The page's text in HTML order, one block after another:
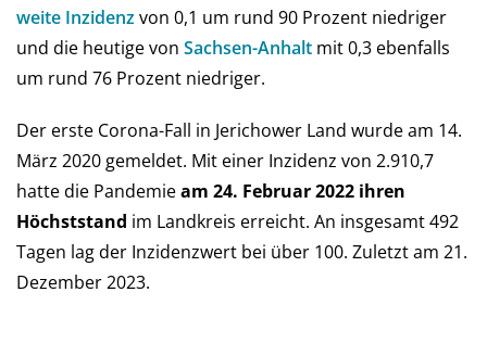
weite In­zi­denzvon 0,1 um rund 90 Pro­zent niedriger
und die heu­tige von Sach­sen-An­halt mit 0,3 eben­falls
um rund 76 Pro­zent niedriger.
Der erste Corona-Fall in Jerichower Land wurde am 14.
März 2020 ge­mel­det. Mit einer Inzi­denz von 2.910,7
hatte die Pan­de­mieam 24. Februar 2022 ihren
Höchst­stand im Landkreis er­reicht. An ins­ge­samt 492
Tagen lag der Inzi­denz­wert bei über 100. Zu­letzt am 21.
Dezember 2023.